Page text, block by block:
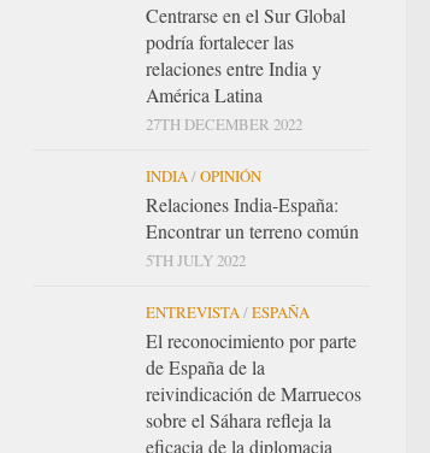
Centrarse en el Sur Global
podría fortalecer las
relaciones entre India y
América Latina
27TH DECEMBER 2022
INDIA/OPINIÓN
Relaciones India-España:
Encontrar un terreno común
5TH JULY 2022
ENTREVISTA/ESPAÑA
El reconocimiento por parte
de España de la
reivindicación de Marruecos
sobre el Sáhara refleja la
eficacia de la diplomacia